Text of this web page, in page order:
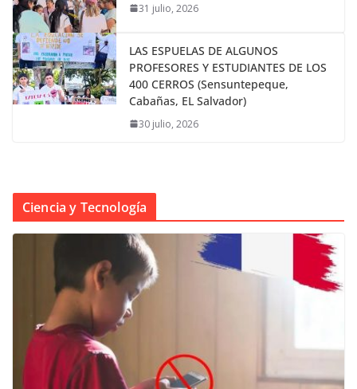
31 julio, 2026
LAS ESPUELAS DE ALGUNOS
PROFESORES Y ESTUDIANTES DE LOS
400 CERROS (Sensuntepeque,
Cabañas, EL Salvador)
30 julio, 2026
Ciencia y Tecnología